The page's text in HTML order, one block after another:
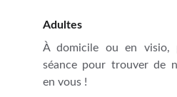
Adultes
À domicile ou en visio,
séance pour trouver de
en vous !